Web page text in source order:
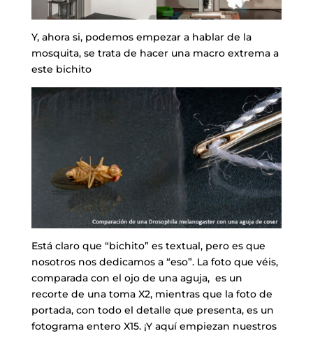
Y, ahora si, podemos empezar a hablar de la
mosquita, se trata de hacer una macro extrema a
este bichito
Está claro que “bichito” es textual, pero es que
nosotros nos dedicamos a “eso”. La foto que véis,
comparada con el ojo de una aguja, es un
recorte de una toma X2, mientras que la foto de
portada, con todo el detalle que presenta, es un
fotograma entero X15. ¡Y aquí empiezan nuestros